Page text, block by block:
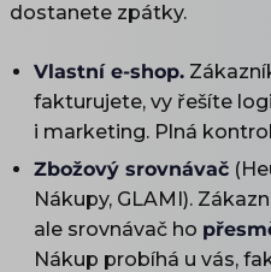
dostanete zpátky.
Vlastní e-shop.
fakturujete, vy řešíte
i marketing. Plná
Zbožový srovnávač
Nákupy, GLAMI).
ale srovnávač ho
Nákup probíhá u vás,